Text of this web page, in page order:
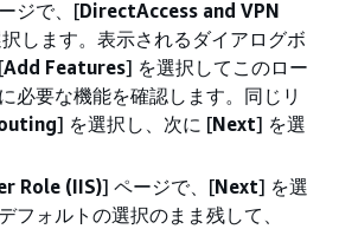
ジで、[DirectAccess and VPN
します。表示されるダイアログボ
Add Features] を選択してこのロー
必要な機能を確認します。同じリ
] を選択し、次に [Next] を選
Role (IIS)] ページで、[Next] を選
フォルトの選択のまま残して、